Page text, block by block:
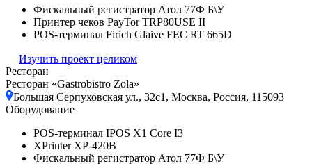
Фискальный регистратор Атол 77Ф Б\У
Принтер чеков PayTor TRP80USE II
POS-терминал Firich Glaive FEC RT 665D
Изучить проект целиком
Ресторан
Ресторан «Gastrobistro Zola»
Большая Серпуховская ул., 32с1, Москва, Россия, 115093
Оборудование
POS-терминал IPOS X1 Core I3
XPrinter XP-420B
Фискальный регистратор Атол 77Ф Б\У